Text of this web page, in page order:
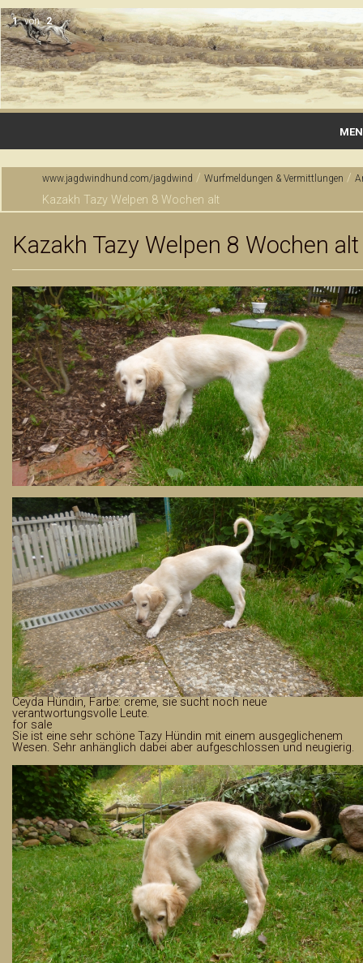
1 von 2
Startseite
Gallerie
Wurfmeldungen & Vermittlungen
Rassen
Zucht & Haltung
Jagdausbildung
Wissenswerte - Links
www.jagdwindhund.com/jagdwind / Wurfmeldungen & Vermittlungen /
Kazakh Tazy Welpen 8 Wochen alt
Kazakh Tazy Welpen 8 Wochen alt
Ceyda Hündin, Farbe: creme, sie sucht noch neue
verantwortungsvolle Leute.
for sale
Sie ist eine sehr schöne Tazy Hündin mit einem ausgeglichenem
Wesen. Sehr anhänglich dabei aber aufgeschlossen und neugierig.